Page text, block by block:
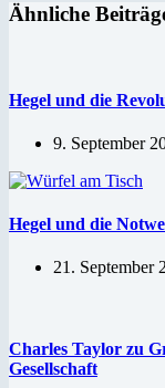
Ähnliche
Hegel und die
9. September
Hegel und die
21. September
Charles Taylor zu
Gesellschaft